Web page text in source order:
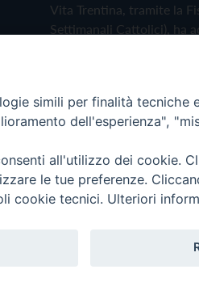
Vita Trentina, tramite la
Settimanali Cattolici), ha
Privacy Policy Cookie
Trentina Editrice
simili per finalità
dell'esperienza",
all'utilizzo dei cookie.
le tue preferenze.
cookie tecnici. Ulteriori